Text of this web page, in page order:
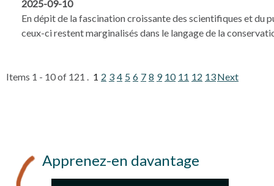
2025-09-10
En dépit de la fascination croissante des scientifiques et du
ceux-ci restent marginalisés dans le langage de la
Items 1 - 10 of 121 . 1 2 3 4 5 6 7 8 9 10 11 12 13Next
Apprenez-en davantage